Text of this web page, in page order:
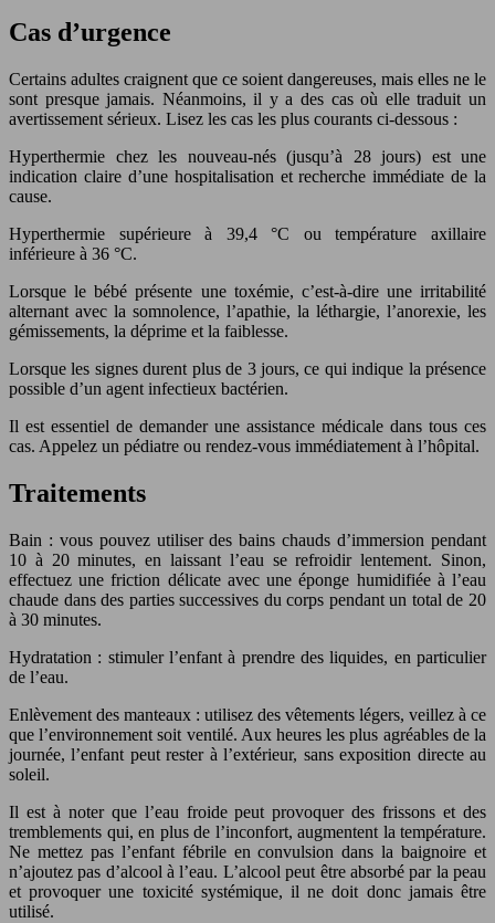
Cas d’urgence
Certains adultes craignent que ce soient dangereuses, mais elles ne le
sont presque jamais. Néanmoins, il y a des cas où elle traduit un
avertissement sérieux. Lisez les cas les plus courants ci-dessous :
Hyperthermie chez les nouveau-nés (jusqu’à 28 jours) est une
indication claire d’une hospitalisation et recherche immédiate de la
cause.
Hyperthermie supérieure à 39,4 °C ou température axillaire
inférieure à 36 °C.
Lorsque le bébé présente une toxémie, c’est-à-dire une irritabilité
alternant avec la somnolence, l’apathie, la léthargie, l’anorexie, les
gémissements, la déprime et la faiblesse.
Lorsque les signes durent plus de 3 jours, ce qui indique la présence
possible d’un agent infectieux bactérien.
Il est essentiel de demander une assistance médicale dans tous ces
cas. Appelez un pédiatre ou rendez-vous immédiatement à l’hôpital.
Traitements
Bain : vous pouvez utiliser des bains chauds d’immersion pendant
10 à 20 minutes, en laissant l’eau se refroidir lentement. Sinon,
effectuez une friction délicate avec une éponge humidifiée à l’eau
chaude dans des parties successives du corps pendant un total de 20
à 30 minutes.
Hydratation : stimuler l’enfant à prendre des liquides, en particulier
de l’eau.
Enlèvement des manteaux : utilisez des vêtements légers, veillez à ce
que l’environnement soit ventilé. Aux heures les plus agréables de la
journée, l’enfant peut rester à l’extérieur, sans exposition directe au
soleil.
Il est à noter que l’eau froide peut provoquer des frissons et des
tremblements qui, en plus de l’inconfort, augmentent la température.
Ne mettez pas l’enfant fébrile en convulsion dans la baignoire et
n’ajoutez pas d’alcool à l’eau. L’alcool peut être absorbé par la peau
et provoquer une toxicité systémique, il ne doit donc jamais être
utilisé.